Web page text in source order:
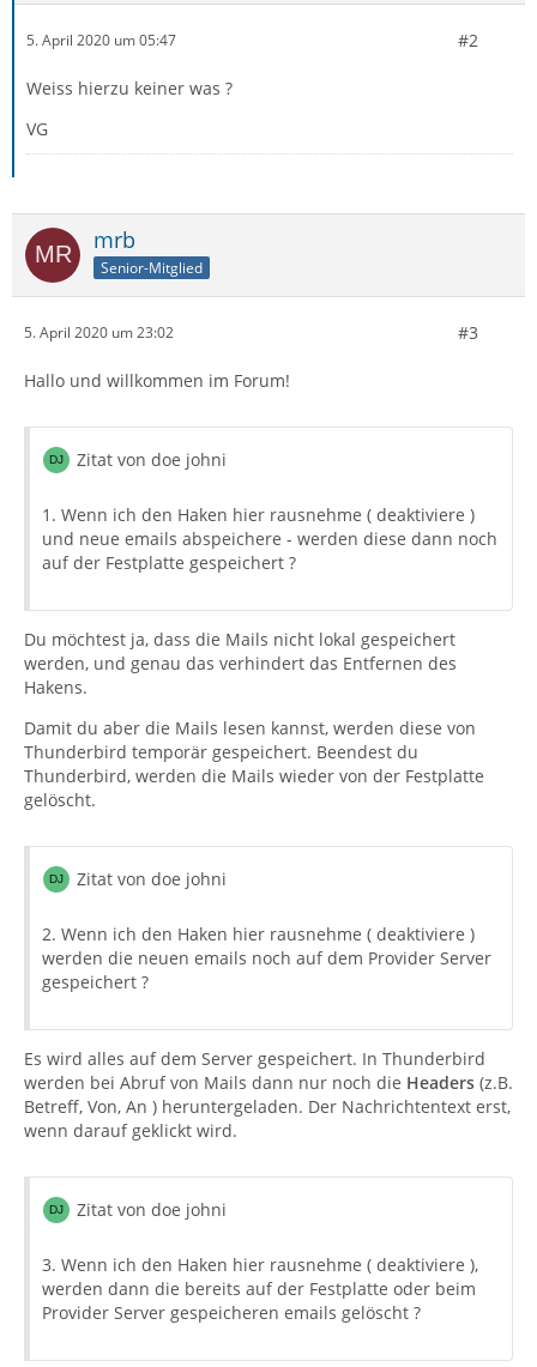
5. April 2020 um 05:47 #2
Weiss hierzu keiner was ?
VG
mrb
Senior-Mitglied
5. April 2020 um 23:02 #3
Hallo und willkommen im Forum!
Zitat von doe johni
1. Wenn ich den Haken hier rausnehme ( deaktiviere )
und neue emails abspeichere - werden diese dann noch
auf der Festplatte gespeichert ?
Du möchtest ja, dass die Mails nicht lokal gespeichert
werden, und genau das verhindert das Entfernen des
Hakens.
Damit du aber die Mails lesen kannst, werden diese von
Thunderbird temporär gespeichert. Beendest du
Thunderbird, werden die Mails wieder von der Festplatte
gelöscht.
Zitat von doe johni
2. Wenn ich den Haken hier rausnehme ( deaktiviere )
werden die neuen emails noch auf dem Provider Server
gespeichert ?
Es wird alles auf dem Server gespeichert. In Thunderbird
werden bei Abruf von Mails dann nur noch die Headers (z.B.
Betreff, Von, An ) heruntergeladen. Der Nachrichtentext erst,
wenn darauf geklickt wird.
Zitat von doe johni
3. Wenn ich den Haken hier rausnehme ( deaktiviere ),
werden dann die bereits auf der Festplatte oder beim
Provider Server gespeicheren emails gelöscht ?